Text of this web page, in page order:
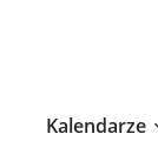
Kalendarze